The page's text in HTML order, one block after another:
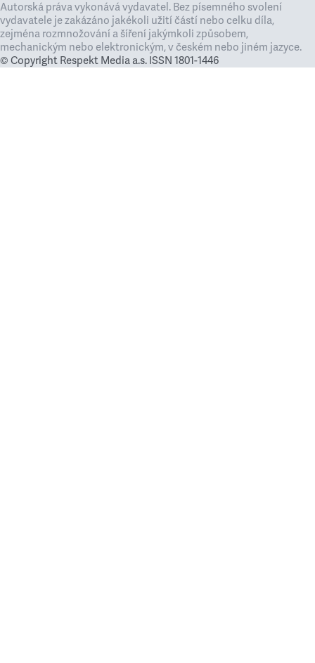
Autorská práva vykonává vydavatel. Bez písemného svolení
vydavatele je zakázáno jakékoli užití částí nebo celku díla,
zejména rozmnožování a šíření jakýmkoli způsobem,
mechanickým nebo elektronickým, v českém nebo jiném jazyce.
© Copyright Respekt Media a.s. ISSN 1801-1446